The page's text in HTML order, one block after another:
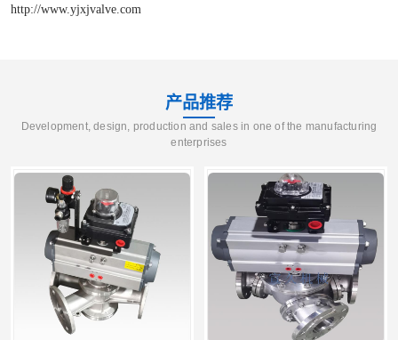
http://www.yjxjvalve.com
产品推荐
Development, design, production and sales in one of the manufacturing
enterprises